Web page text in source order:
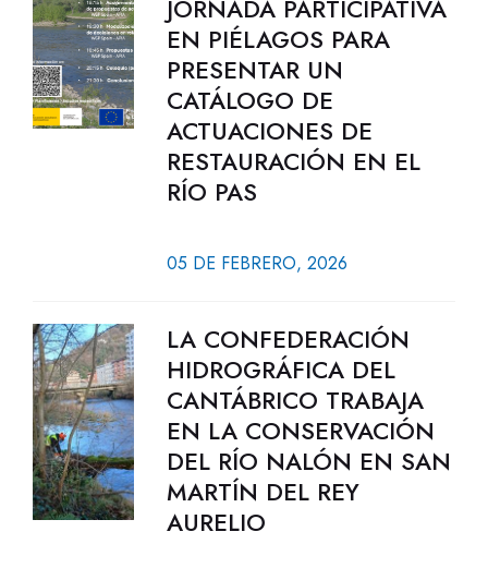
JORNADA PARTICIPATIVA
EN PIÉLAGOS PARA
PRESENTAR UN
CATÁLOGO DE
ACTUACIONES DE
RESTAURACIÓN EN EL
RÍO PAS
05 DE FEBRERO, 2026
LA CONFEDERACIÓN
HIDROGRÁFICA DEL
CANTÁBRICO TRABAJA
EN LA CONSERVACIÓN
DEL RÍO NALÓN EN SAN
MARTÍN DEL REY
AURELIO